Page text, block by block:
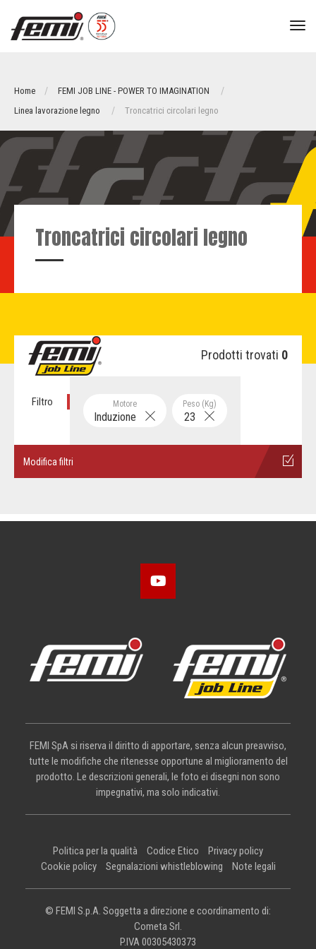
Home
FEMI JOB LINE - POWER TO IMAGINATION
Linea lavorazione legno
Troncatrici circolari legno
Troncatrici circolari legno
Prodotti trovati 0
Filtro Peso (Kg)
23
Motore
Induzione
Modifica filtri
FEMI SpA si riserva il diritto di apportare, senza alcun preavviso,
tutte le modifiche che ritenesse opportune al miglioramento del
prodotto. Le descrizioni generali, le foto ei disegni non sono
impegnativi, ma solo indicativi.
Politica per la qualità Codice Etico
Privacy policy
Cookie policy
Segnalazioni whistleblowing Note legali
© FEMI S.p.A. Soggetta a direzione e coordinamento di:
Cometa Srl.
P.IVA 00305430373